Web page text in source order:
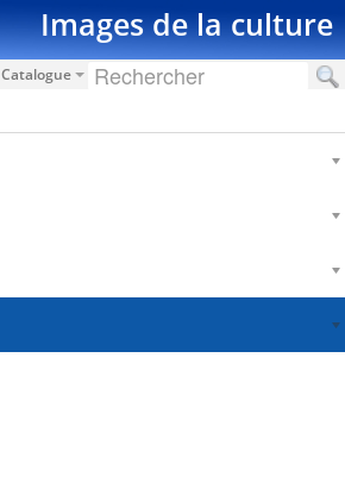
Images de la culture
Catalogue